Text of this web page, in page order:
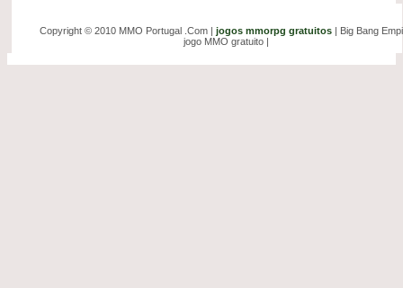
Copyright © 2010 MMO Portugal .Com | jogos mmorpg gratuitos | Big Bang
jogo MMO gratuito |